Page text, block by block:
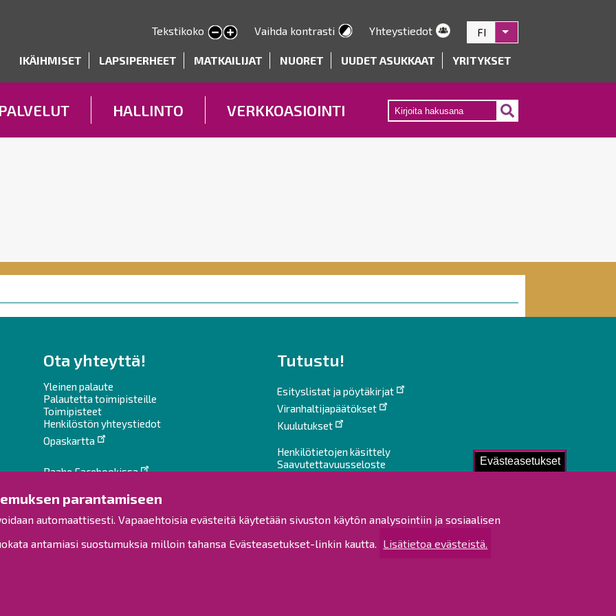
Evästeasetukset
parantamiseen
automaattisesti. Vapaaehtoisia evästeitä käytetään sivuston käytön analysointiin ja sosiaalisen
antamiasi suostumuksia milloin tahansa Evästeasetukset-linkin kautta.
Lisätietoa evästeistä.
pääsisältöön
Tekstikoko
Pienennä tekstin kokoa
Suurenna tekstin kokoa Vaihda kontrasti Yhteystiedot FI Listaa lisätoiminnot
IKÄIHMISET LAPSIPERHEET MATKAILIJAT NUORET UUDET ASUKKAAT YRITYKSET
PALVELUT HALLINTO VERKKOASIOINTI
Ota yhteyttä!
Yleinen palaute
Palautetta toimipisteille
Toimipisteet
Henkilöstön yhteystiedot
Opaskartta
Raahe Facebookissa
Raahe LinkedInissä
Raahe YouTubessa
Tutustu!
Esityslistat ja pöytäkirjat
Viranhaltijapäätökset
Kuulutukset
Henkilötietojen käsittely
Saavutettavuusseloste